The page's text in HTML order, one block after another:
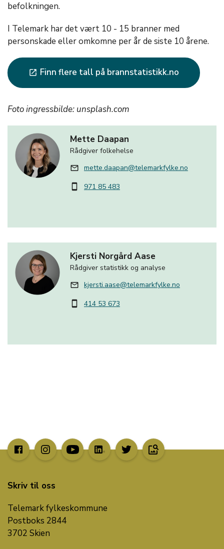
befolkningen.
I Telemark har det vært 10 - 15 branner med
personskade eller omkomne per år de siste 10 årene.
launch Finn flere tall på brannstatistikk.no
Foto ingressbilde: unsplash.com
Mette Daapan
Rådgiver folkehelse
mail_outline mette.daapan@telemarkfylke.no
smartphone 971 85 483
Kjersti Norgård Aase
Rådgiver statistikk og analyse
mail_outline kjersti.aase@telemarkfylke.no
smartphone 414 53 673
image_search
Skriv til oss
Telemark fylkeskommune
Postboks 2844
3702 Skien